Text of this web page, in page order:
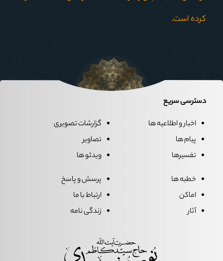
کرده است.
دسترسی سریع
اخبار و اطلاعیه ها
پیام ها
تفسیرها
گزارشات تصویری
تصاویر
ویدئو ها
خطبه ها
اماکن
آثار
پرسش و پاسخ
ارتباط با ما
زندگی نامه